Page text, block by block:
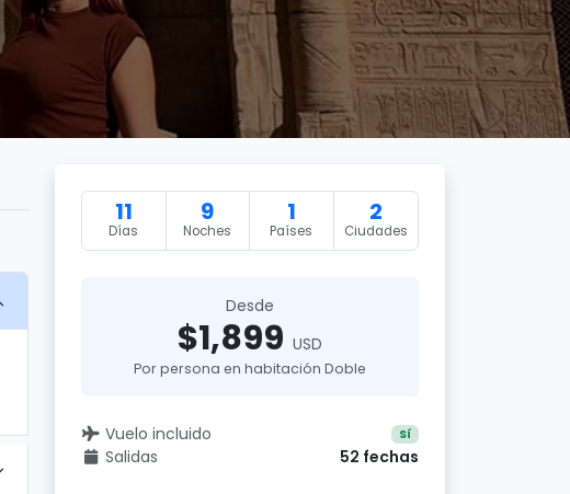
11
Días
9
Noches
1
Países
2
Ciudades
Desde
$1,899 USD
Por persona en habitación Doble
Vuelo incluido Sí
Salidas 52 fechas